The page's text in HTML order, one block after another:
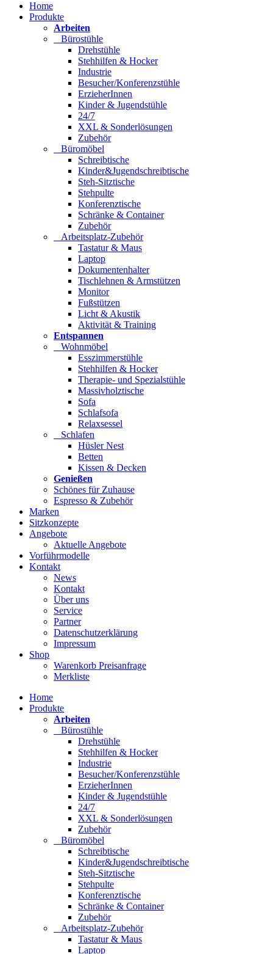
Home
Produkte
Arbeiten
Bürostühle
Drehstühle
Stehhilfen & Hocker
Industrie
Besucher/Konferenzstühle
ErzieherInnen
Kinder & Jugendstühle
24/7
XXL & Sonderlösungen
Zubehör
Büromöbel
Schreibtische
Kinder&Jugendschreibtische
Steh-Sitztische
Stehpulte
Konferenztische
Schränke & Container
Zubehör
Arbeitsplatz-Zubehör
Tastatur & Maus
Laptop
Dokumentenhalter
Tischlehnen & Armstützen
Monitor
Fußstützen
Licht & Akustik
Aktivität & Training
Entspannen
Wohnmöbel
Esszimmerstühle
Stehhilfen & Hocker
Therapie- und Spezialstühle
Massivholztische
Sofa
Schlafsofa
Relaxsessel
Schlafen
Hüsler Nest
Betten
Kissen & Decken
Genießen
Schönes für Zuhause
Espresso & Zubehör
Marken
Sitzkonzepte
Angebote
Aktuelle Angebote
Vorführmodelle
Kontakt
News
Kontakt
Über uns
Service
Partner
Datenschutzerklärung
Impressum
Shop
Warenkorb Preisanfrage
Merkliste
Home
Produkte
Arbeiten
Bürostühle
Drehstühle
Stehhilfen & Hocker
Industrie
Besucher/Konferenzstühle
ErzieherInnen
Kinder & Jugendstühle
24/7
XXL & Sonderlösungen
Zubehör
Büromöbel
Schreibtische
Kinder&Jugendschreibtische
Steh-Sitztische
Stehpulte
Konferenztische
Schränke & Container
Zubehör
Arbeitsplatz-Zubehör
Tastatur & Maus
Laptop